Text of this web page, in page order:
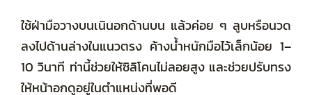
ใช้ฝ่ามือวางบนเนินอกด้านบน แล้วค่อย ๆ ลูบหรือนวด
ลงไปด้านล่างในแนวตรง ค้างน้ำหนักมือไว้เล็กน้อย 1–
10 วินาที ท่านี้ช่วยให้ซิลิโคนไม่ลอยสูง และช่วยปรับทรง
ให้หน้าอกดูอยู่ในตำแหน่งที่พอดี